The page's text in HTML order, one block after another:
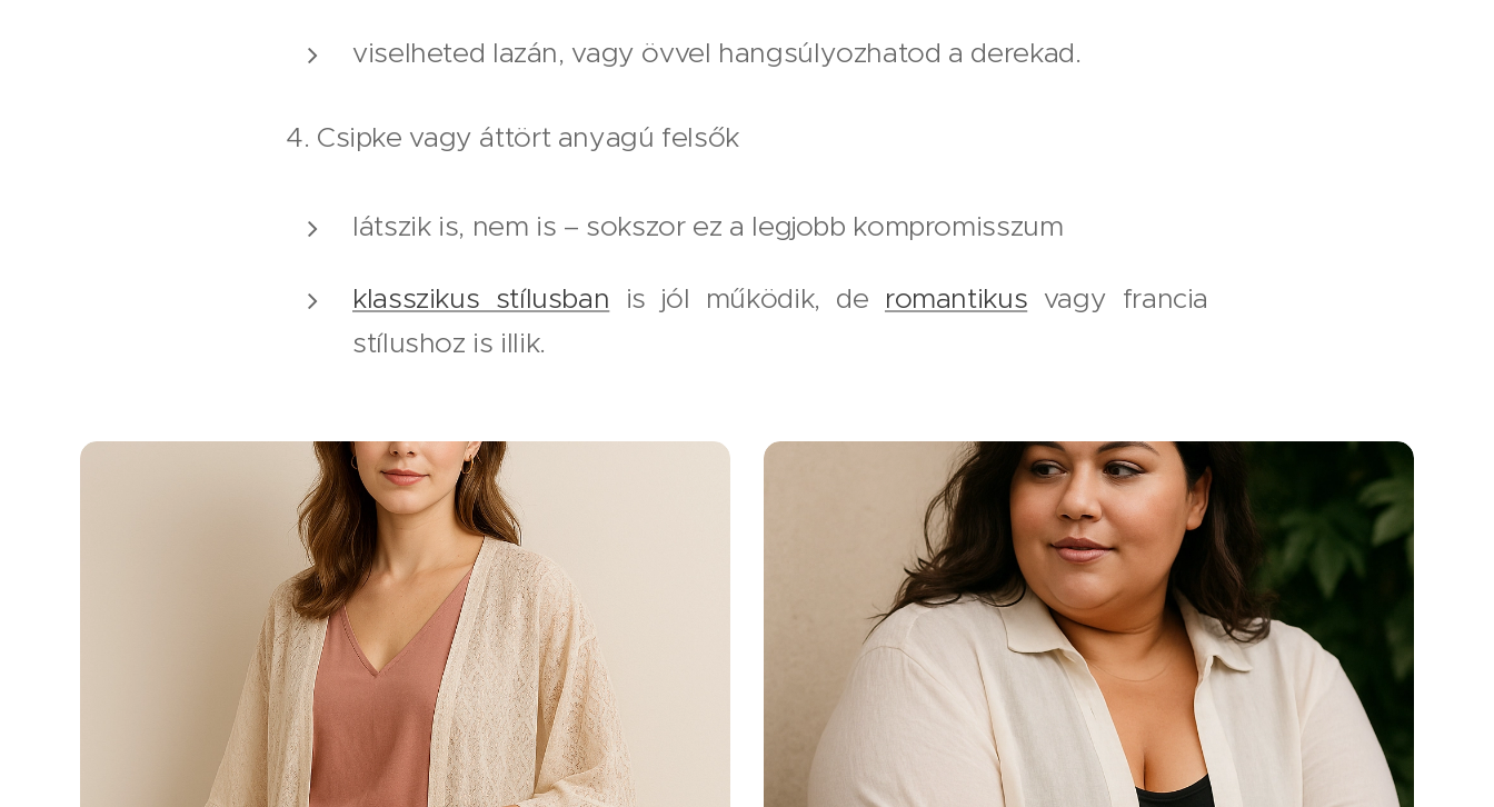
viselheted lazán, vagy övvel hangsúlyozhatod a derekad.
4. Csipke vagy áttört anyagú felsők
látszik is, nem is – sokszor ez a legjobb kompromisszum
klasszikus stílusban is jól működik, de romantikus vagy francia
stílushoz is illik.